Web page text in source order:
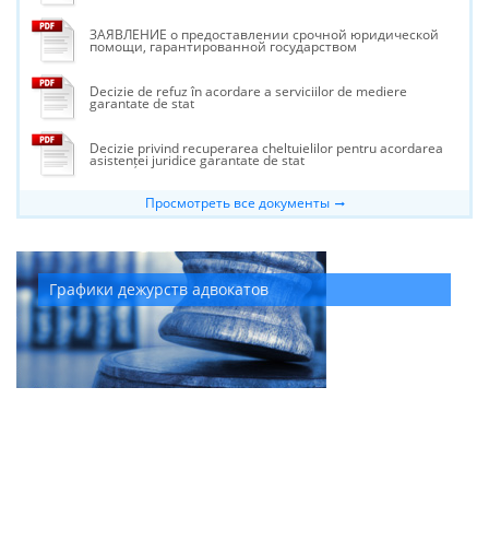
ЗАЯВЛЕНИЕ о предоставлении срочной юридической
помощи, гарантированной государством
Decizie de refuz în acordare a serviciilor de mediere
garantate de stat
Decizie privind recuperarea cheltuielilor pentru acordarea
asistenței juridice garantate de stat
Просмотреть все документы
Графики дежурств адвокатов